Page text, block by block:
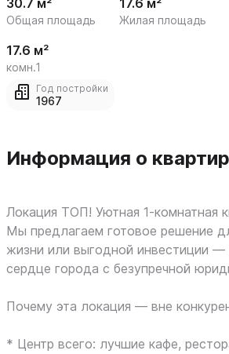
30.7 м²
Общая площадь
17.6 м²
Жилая площадь
17.6 м²
комн.1
Год постройки
1967
Информация о
Локация ТОП! Уютная 1-комнатная
Мы предлагаем готовое решение
жизни или выгодной инвестиции —
сердце города с безупречной
Почему эта локация — вне
* Центр всего: лучшие кафе,